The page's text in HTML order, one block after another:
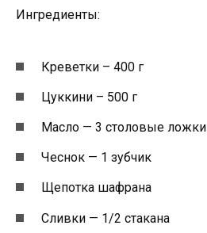
Ингредиенты:
Креветки – 400 г
Цуккини – 500 г
Масло — 3 столовые ложки
Чеснок — 1 зубчик
Щепотка шафрана
Сливки — 1/2 стакана